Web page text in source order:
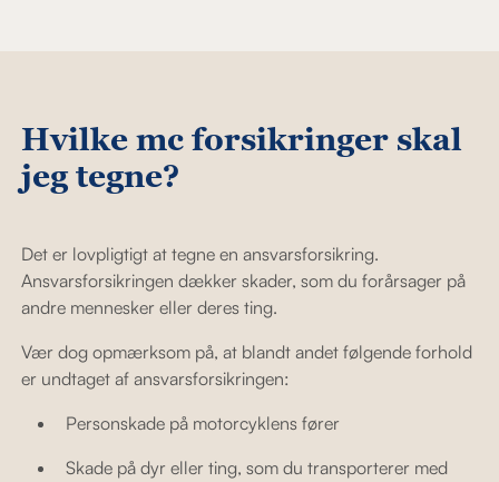
Hvilke mc forsikringer skal
jeg tegne?
Det er lovpligtigt at tegne en ansvarsforsikring.
Ansvarsforsikringen dækker skader, som du forårsager på
andre mennesker eller deres ting.
Vær dog opmærksom på, at blandt andet følgende forhold
er undtaget af ansvarsforsikringen:
Personskade på motorcyklens fører
Skade på dyr eller ting, som du transporterer med